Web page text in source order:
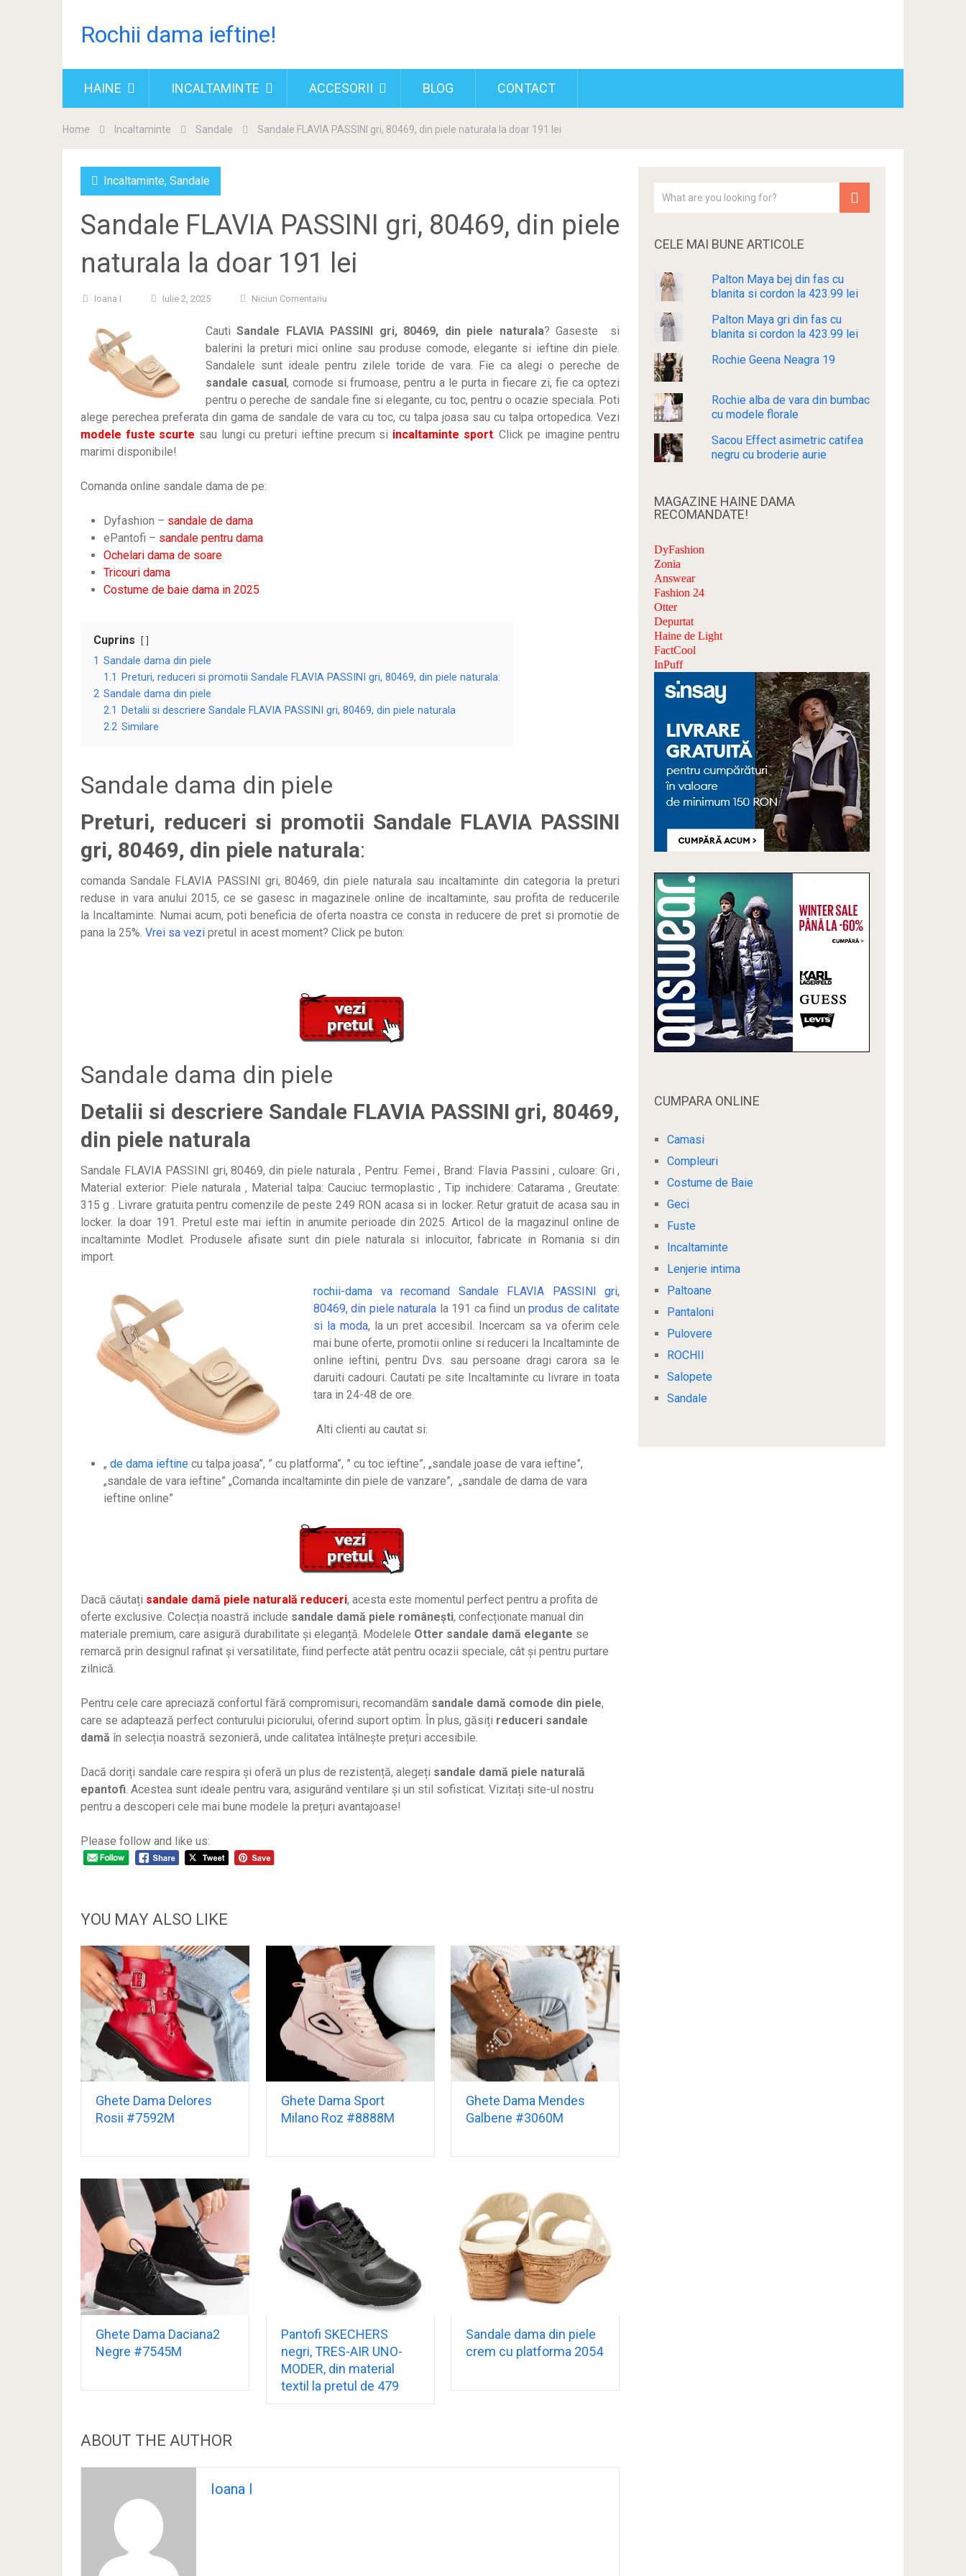
Rochii dama ieftine!
HAINE INCALTAMINTE ACCESORII BLOG CONTACT
Home Incaltaminte Sandale Sandale FLAVIA PASSINI gri, 80469, din piele naturala la doar 191 lei
Incaltaminte, Sandale
Sandale FLAVIA PASSINI gri, 80469, din piele
naturala la doar 191 lei
Ioana I Iulie 2, 2025 Niciun Comentariu
Cauti Sandale FLAVIA PASSINI gri, 80469, din piele naturala? Gaseste
si
balerini la preturi mici online sau produse comode, elegante si ieftine din piele.
Sandalele sunt ideale pentru zilele toride de vara. Fie ca alegi o pereche de
sandale casual, comode si frumoase, pentru a le purta in fiecare zi, fie ca optezi
pentru o pereche de sandale fine si elegante, cu toc, pentru o ocazie speciala. Poti
alege perechea preferata din gama de sandale de vara cu toc, cu talpa joasa sau cu talpa ortopedica. Vezi
modele fuste scurte sau lungi cu preturi ieftine precum si incaltaminte sport. Click pe imagine pentru
marimi disponibile!
Comanda online sandale dama de pe:
Dyfashion – sandale de dama
ePantofi – sandale pentru dama
Ochelari dama de soare
Tricouri dama
Costume de baie dama in 2025
Cuprins
1 Sandale dama din piele
1.1
Preturi, reduceri si promotii Sandale FLAVIA PASSINI gri, 80469, din piele naturala:
2 Sandale dama din piele
2.1
Detalii si descriere Sandale FLAVIA PASSINI gri, 80469, din piele naturala
2.2 Similare
Sandale dama din piele
Preturi, reduceri si promotii Sandale FLAVIA PASSINI
gri, 80469, din piele naturala:
comanda Sandale FLAVIA PASSINI gri, 80469, din piele naturala sau incaltaminte din categoria la preturi
reduse in vara anului 2015, ce se gasesc in magazinele online de incaltaminte, sau profita de reducerile
la Incaltaminte. Numai acum, poti beneficia de oferta noastra ce consta in reducere de pret si promotie de
pana la 25%. Vrei sa vezi pretul in acest moment? Click pe buton:
Sandale dama din piele
Detalii si descriere Sandale FLAVIA PASSINI gri, 80469,
din piele naturala
Sandale FLAVIA PASSINI gri, 80469, din piele naturala , Pentru: Femei , Brand: Flavia Passini , culoare: Gri ,
Material exterior: Piele naturala , Material talpa: Cauciuc termoplastic , Tip inchidere: Catarama , Greutate:
315 g . Livrare gratuita pentru comenzile de peste 249 RON acasa si in locker. Retur gratuit de acasa sau in
locker. la doar 191. Pretul este mai ieftin in anumite perioade din 2025. Articol de la magazinul online de
incaltaminte Modlet. Produsele afisate sunt din piele naturala si inlocuitor, fabricate in Romania si din
import.
rochii-dama va recomand Sandale FLAVIA PASSINI gri,
80469, din piele naturala la 191 ca fiind unprodus de calitate
si la moda,la un pret accesibil. Incercam sa va oferim cele
mai bune oferte, promotii online si reduceri la Incaltaminte de
online ieftini, pentru Dvs. sau persoane dragi carora sa le
daruiti cadouri. Cautati pe site Incaltaminte cu livrare in toata
tara in 24-48 de ore.
Alti clienti au cautat si:
„ de dama ieftine cu talpa joasa”, ” cu platforma”, ” cu toc ieftine”, „sandale joase de vara ieftine”,
„sandale de vara ieftine” „Comanda incaltaminte din piele de vanzare”, „sandale de dama de vara
ieftine online”
Dacă căutați sandale damă piele naturală reduceri, acesta este momentul perfect pentru a profita de
oferte exclusive. Colecția noastră include sandale damă piele românești, confecționate manual din
materiale premium, care asigură durabilitate și eleganță. Modelele Otter sandale damă elegante se
remarcă prin designul rafinat și versatilitate, fiind perfecte atât pentru ocazii speciale, cât și pentru purtare
zilnică.
Pentru cele care apreciază confortul fără compromisuri, recomandăm sandale damă comode din piele,
care se adaptează perfect conturului piciorului, oferind suport optim. În plus, găsiți reduceri sandale
damă în selecția noastră sezonieră, unde calitatea întâlnește prețuri accesibile.
Dacă doriți sandale care respira și oferă un plus de rezistență, alegeți sandale damă piele naturală
epantofi. Acestea sunt ideale pentru vara, asigurând ventilare și un stil sofisticat. Vizitați site-ul nostru
pentru a descoperi cele mai bune modele la prețuri avantajoase!
Please follow and like us:
YOU MAY ALSO LIKE
Ghete Dama Delores
Rosii #7592M
Ghete Dama Sport
Milano Roz #8888M
Ghete Dama Mendes
Galbene #3060M
Ghete Dama Daciana2
Negre #7545M
Pantofi SKECHERS
negri, TRES-AIR UNO-
MODER, din material
textil la pretul de 479
Sandale dama din piele
crem cu platforma 2054
ABOUT THE AUTHOR
Ioana I
CELE MAI BUNE ARTICOLE
Palton Maya bej din fas cu
blanita si cordon la 423.99 lei
Palton Maya gri din fas cu
blanita si cordon la 423.99 lei
Rochie Geena Neagra 19
Rochie alba de vara din bumbac
cu modele florale
Sacou Effect asimetric catifea
negru cu broderie aurie
MAGAZINE HAINE DAMA
RECOMANDATE!
DyFashion
Zonia
Answear
Fashion 24
Otter
Depurtat
Haine de Light
FactCool
InPuff
CUMPARA ONLINE
Camasi
Compleuri
Costume de Baie
Geci
Fuste
Incaltaminte
Lenjerie intima
Paltoane
Pantaloni
Pulovere
ROCHII
Salopete
Sandale